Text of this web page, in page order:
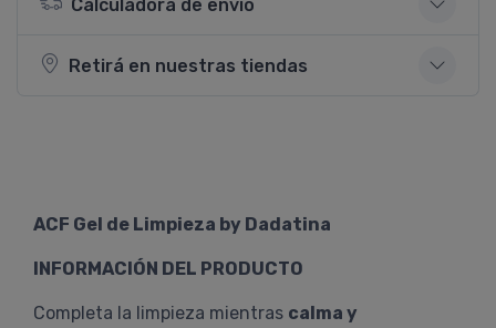
Calculadora de envío
Retirá en nuestras tiendas
ACF Gel de Limpieza by Dadatina
INFORMACIÓN DEL PRODUCTO
Completa la limpieza mientras calma y